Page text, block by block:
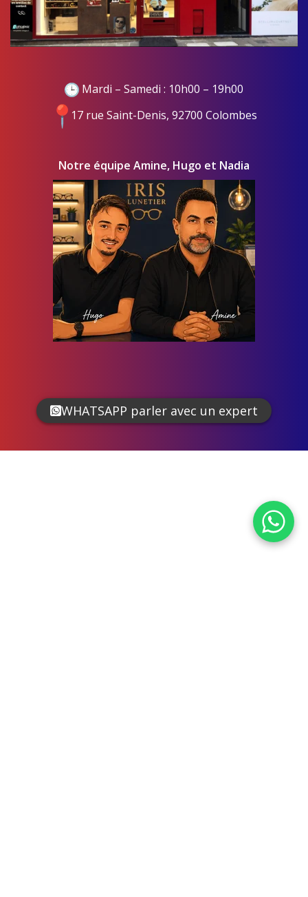
Mardi – Samedi : 10h00 – 19h00
17 rue Saint-Denis, 92700 Colombes
Notre équipe Amine, Hugo et Nadia
WHATSAPP parler avec un expert